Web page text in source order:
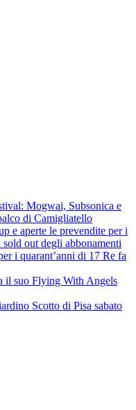
Mogwai, Subsonica e
di Camigliatello
e aperte le prevendite per i
out degli abbonamenti
i quarant’anni di 17 Re fa
il suo Flying With Angels
Scotto di Pisa sabato